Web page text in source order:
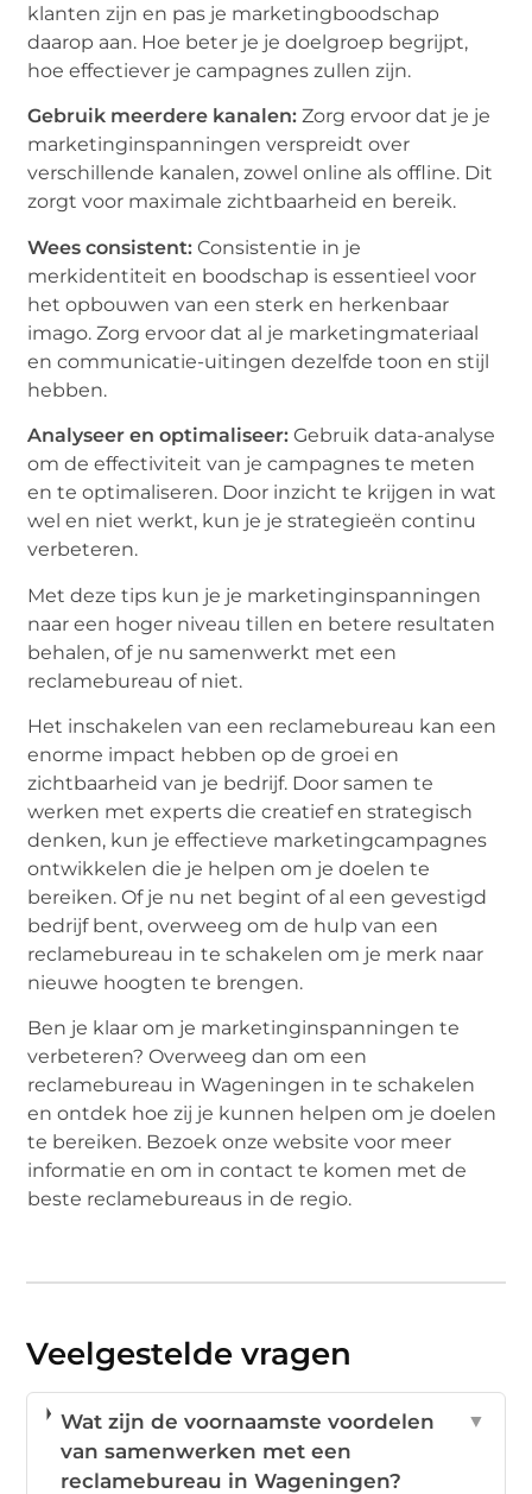
klanten zijn en pas je marketingboodschap
daarop aan. Hoe beter je je doelgroep begrijpt,
hoe effectiever je campagnes zullen zijn.
Gebruik meerdere kanalen: Zorg ervoor dat je je
marketinginspanningen verspreidt over
verschillende kanalen, zowel online als offline. Dit
zorgt voor maximale zichtbaarheid en bereik.
Wees consistent: Consistentie in je
merkidentiteit en boodschap is essentieel voor
het opbouwen van een sterk en herkenbaar
imago. Zorg ervoor dat al je marketingmateriaal
en communicatie-uitingen dezelfde toon en stijl
hebben.
Analyseer en optimaliseer: Gebruik data-analyse
om de effectiviteit van je campagnes te meten
en te optimaliseren. Door inzicht te krijgen in wat
wel en niet werkt, kun je je strategieën continu
verbeteren.
Met deze tips kun je je marketinginspanningen
naar een hoger niveau tillen en betere resultaten
behalen, of je nu samenwerkt met een
reclamebureau of niet.
Het inschakelen van een reclamebureau kan een
enorme impact hebben op de groei en
zichtbaarheid van je bedrijf. Door samen te
werken met experts die creatief en strategisch
denken, kun je effectieve marketingcampagnes
ontwikkelen die je helpen om je doelen te
bereiken. Of je nu net begint of al een gevestigd
bedrijf bent, overweeg om de hulp van een
reclamebureau in te schakelen om je merk naar
nieuwe hoogten te brengen.
Ben je klaar om je marketinginspanningen te
verbeteren? Overweeg dan om een
reclamebureau in Wageningen in te schakelen
en ontdek hoe zij je kunnen helpen om je doelen
te bereiken. Bezoek onze website voor meer
informatie en om in contact te komen met de
beste reclamebureaus in de regio.
Veelgestelde vragen
Wat zijn de voornaamste voordelen
van samenwerken met een
reclamebureau in Wageningen?
▼